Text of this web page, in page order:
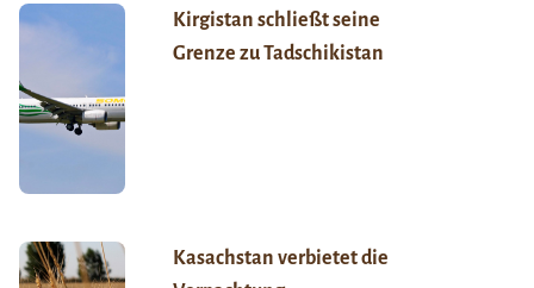
Kirgistan schließt seine
Grenze zu Tadschikistan
Kasachstan verbietet die